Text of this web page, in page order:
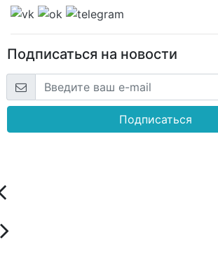
Подписаться на новости
Подписаться